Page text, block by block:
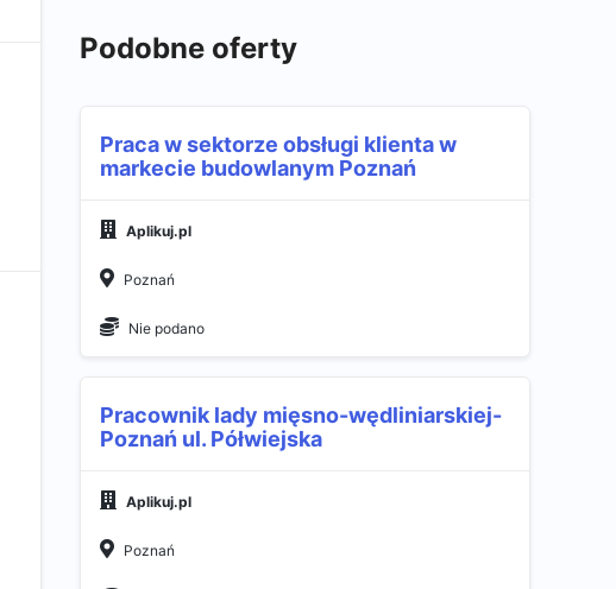
Podobne oferty
Praca w sektorze obsługi klienta w
markecie budowlanym Poznań
Aplikuj.pl
Poznań
Nie podano
Pracownik lady mięsno-wędliniarskiej-
Poznań ul. Półwiejska
Aplikuj.pl
Poznań